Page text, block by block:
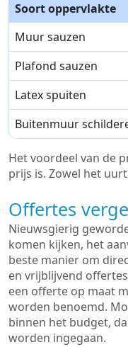
Soort oppervlakte
Muur sauzen
Plafond sauzen
Latex spuiten
Buitenmuur
Het voordeel van de
prijs is. Zowel het
Offertes
Nieuwsgierig
komen kijken, het
beste manier om
en vrijblijvend
een offerte op maat
worden benoemd.
binnen het budget,
worden ingegaan.